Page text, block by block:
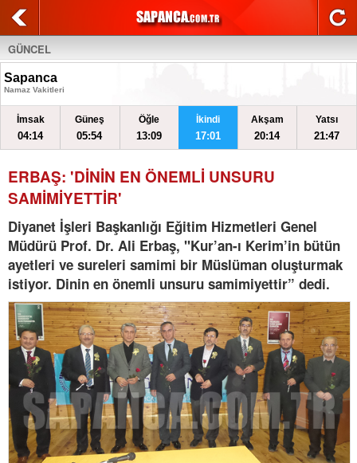
GÜNCEL
Sapanca
Namaz Vakitleri
İmsak
04:14
Güneş
05:54
Öğle
13:09
İkindi
17:01
Akşam
20:14
Yatsı
21:47
ERBAŞ: 'DİNİN EN ÖNEMLİ UNSURU
SAMİMİYETTİR'
Diyanet İşleri Başkanlığı Eğitim Hizmetleri Genel
Müdürü Prof. Dr. Ali Erbaş, "Kur’an-ı Kerim’in bütün
ayetleri ve sureleri samimi bir Müslüman oluşturmak
istiyor. Dinin en önemli unsuru samimiyettir” dedi.